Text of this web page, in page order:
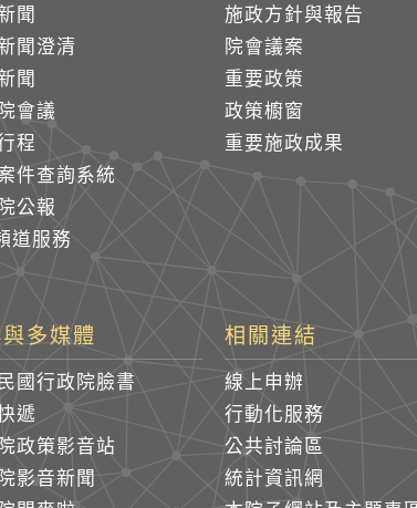
聞
聞澄清
聞
會議
程
件查詢系統
公報
道服務
施政方針與報告
院會議案
重要政策
政策櫥窗
重要施政成果
多媒體
國行政院臉書
遞
政策影音站
影音新聞
相關連結
線上申辦
行動化服務
公共討論區
統計資訊網